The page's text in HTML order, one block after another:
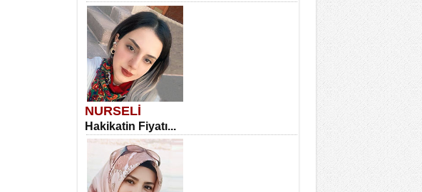
NURSELİ
Hakikatin Fiyatı...